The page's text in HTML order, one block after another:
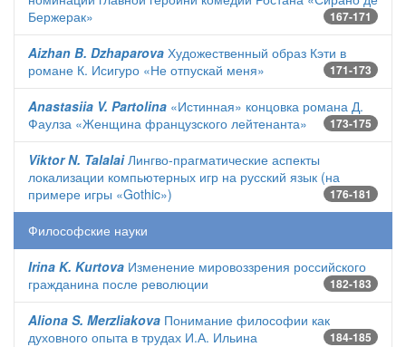
Бержерак»
167-171
Aizhan B. Dzhaparova Художественный образ Кэти в
романе К. Исигуро «Не отпускай меня»
171-173
Anastasiia V. Partolina «Истинная» концовка романа Д.
Фаулза «Женщина французского лейтенанта»
173-175
Viktor N. TalalaiЛингво-прагматические аспекты
локализации компьютерных игр на русский язык (на
примере игры «Gothic»)
176-181
Философские науки
Irina K. Kurtova Изменение мировоззрения российского
гражданина после революции
182-183
Aliona S. Merzliakova Понимание философии как
духовного опыта в трудах И.А. Ильина
184-185